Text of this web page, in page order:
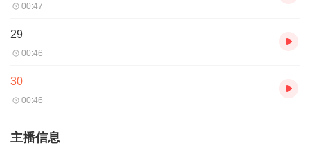
00:47
29
00:46
30
00:46
主播信息